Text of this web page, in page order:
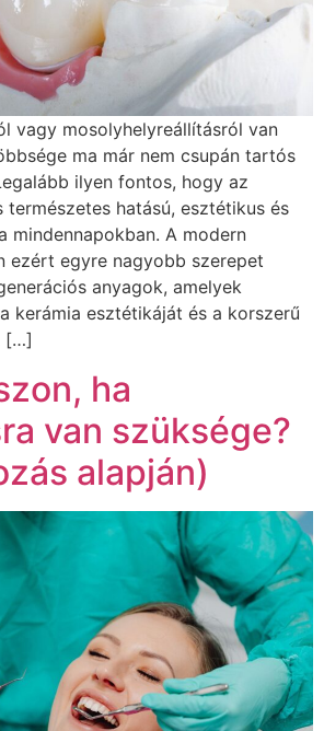
vagy mosolyhelyreállításról van
ma már nem csupán tartós
ilyen fontos, hogy az
hatású, esztétikus és
mindennapokban. A modern
ezért egyre nagyobb szerepet
anyagok, amelyek
kerámia esztétikáját és a korszerű
[…]
ha
van szüksége?
alapján)